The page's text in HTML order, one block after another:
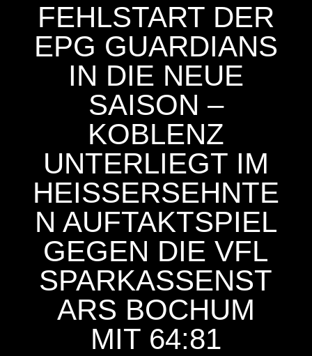
FEHLSTART DER
EPG GUARDIANS
IN DIE NEUE
SAISON –
KOBLENZ
UNTERLIEGT IM
HEISSERSEHNTEN
AUFTAKTSPIEL G
EGEN DIE VFL S
PARKASSENSTA
RS BOCHUM M
IT 64:81